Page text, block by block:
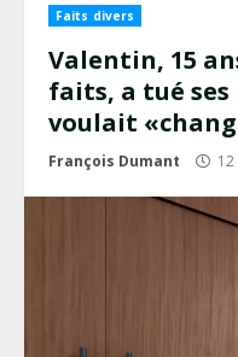
Faits divers
Valentin, 15
faits, a tué
voulait
François Dumant